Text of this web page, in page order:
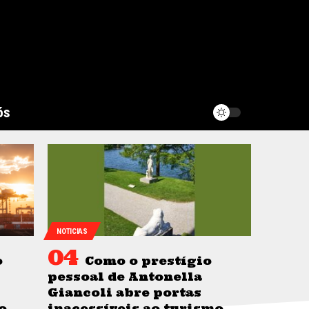
NOTICIAS
Como o prestígio
pessoal de Antonella
Giancoli abre portas